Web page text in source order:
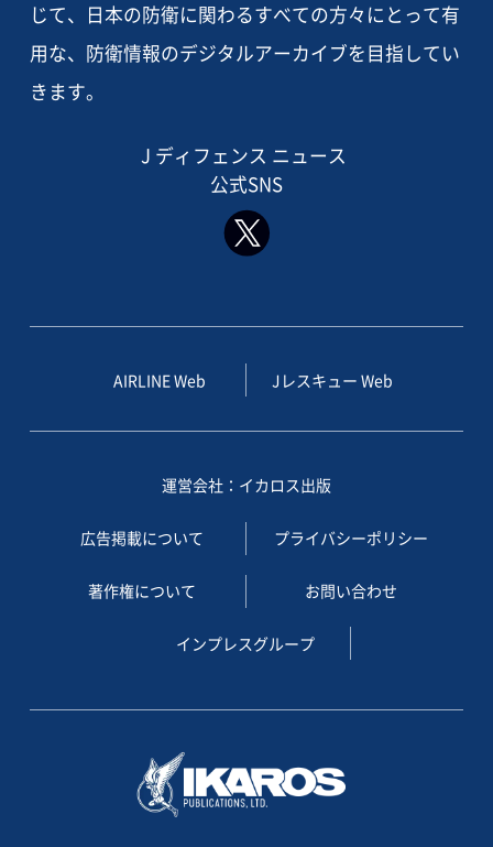
じて、日本の防衛に関わるすべての方々にとって有
用な、防衛情報のデジタルアーカイブを目指してい
きます。
J ディフェンス ニュース
公式SNS
AIRLINE Web Jレスキュー Web
運営会社：イカロス出版
広告掲載について プライバシーポリシー
著作権について お問い合わせ
インプレスグループ